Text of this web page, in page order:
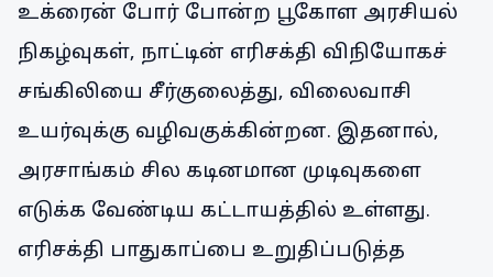
உக்ரைன் போர் போன்ற பூகோள அரசியல்
நிகழ்வுகள், நாட்டின் எரிசக்தி விநியோகச்
சங்கிலியை சீர்குலைத்து, விலைவாசி
உயர்வுக்கு வழிவகுக்கின்றன. இதனால்,
அரசாங்கம் சில கடினமான முடிவுகளை
எடுக்க வேண்டிய கட்டாயத்தில் உள்ளது.
எரிசக்தி பாதுகாப்பை உறுதிப்படுத்த